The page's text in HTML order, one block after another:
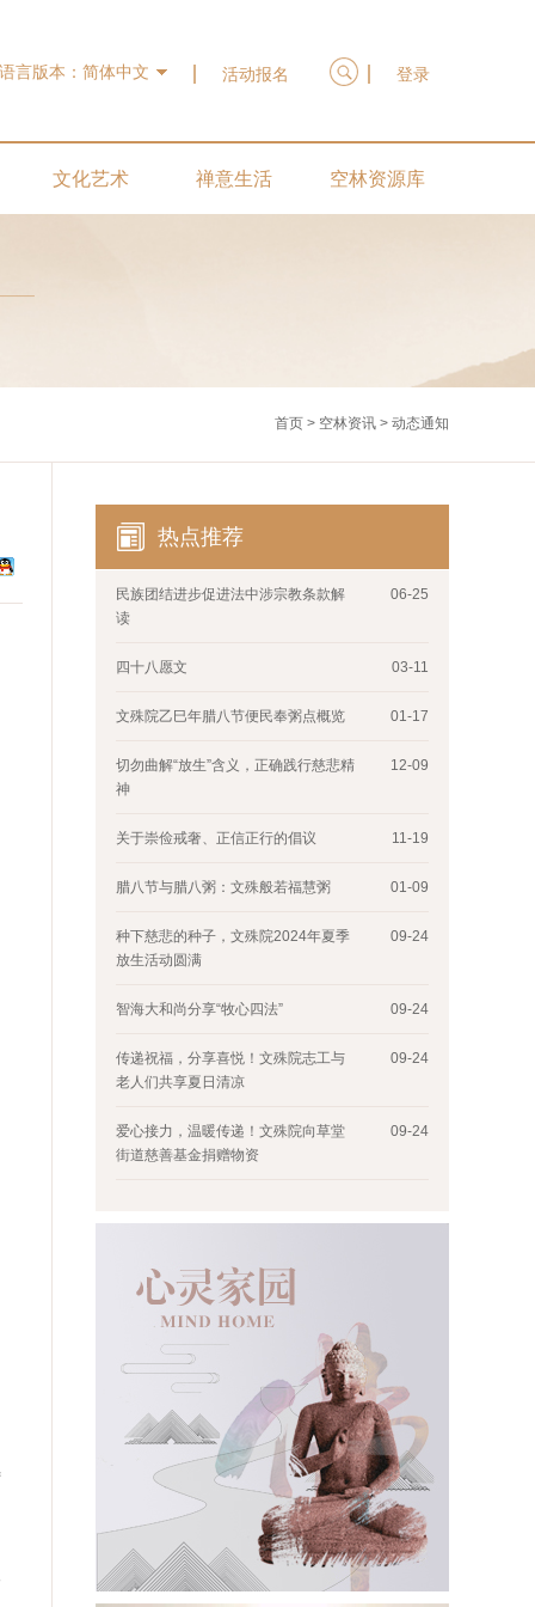
言版本： 简体中文 活动报名 登录
文化艺术 禅意生活 空林资源库
首页 > 空林资讯 > 动态通知
热点推荐
民族团结进步促进法中涉宗教条款解
读
06-25
四十八愿文 03-11
文殊院乙巳年腊八节便民奉粥点概览 01-17
切勿曲解“放生”含义，正确践行慈悲精
神
12-09
关于崇俭戒奢、正信正行的倡议 11-19
腊八节与腊八粥：文殊般若福慧粥 01-09
种下慈悲的种子，文殊院2024年夏季
放生活动圆满
09-24
智海大和尚分享“牧心四法” 09-24
传递祝福，分享喜悦！文殊院志工与
老人们共享夏日清凉
09-24
爱心接力，温暖传递！文殊院向草堂
街道慈善基金捐赠物资
09-24